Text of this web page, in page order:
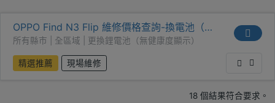
OPPO Find N3 Flip 維修價格查詢-換電池（無
健康度）
所有縣市 | 全區域 | 更換鋰電池（無健康度顯示）
精選推薦 現場維修
18 個結果符合要求。